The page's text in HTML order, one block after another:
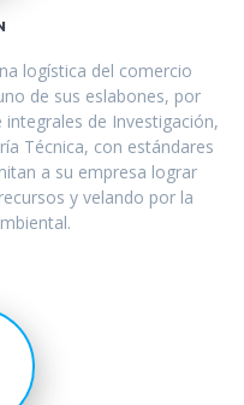
logística del comercio
de sus eslabones, por
de Investigación,
Técnica, con estándares
a su empresa lograr
y velando por la